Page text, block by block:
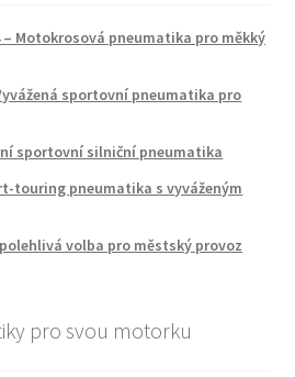
– Motokrosová pneumatika pro měkký
sportovní pneumatika pro
sportovní silniční pneumatika
touring pneumatika s vyváženým
volba pro městský provoz
pro svou motorku